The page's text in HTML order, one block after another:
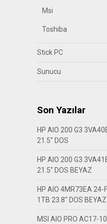
Msi
Toshiba
Stick PC
Sunucu
Son Yazılar
HP AIO 200 G3
21.5″ DOS
HP AIO 200 G3
21.5″ DOS BEYAZ
HP AIO 4MR73EA
1TB 23.8″ DOS BEYAZ
MSI AIO PRO AC17-